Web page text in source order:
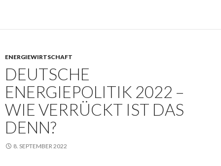
ENERGIEWIRTSCHAFT
DEUTSCHE
ENERGIEPOLITIK 2022 –
WIE VERRÜCKT IST DAS
DENN?
8. SEPTEMBER 2022